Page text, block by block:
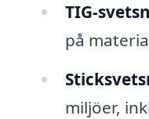
TIG-
på
miljöer,